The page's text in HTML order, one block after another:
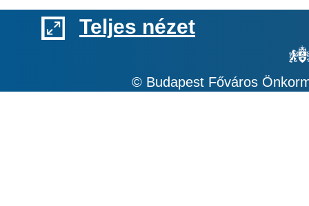
Teljes nézet
© Budapest Főváros